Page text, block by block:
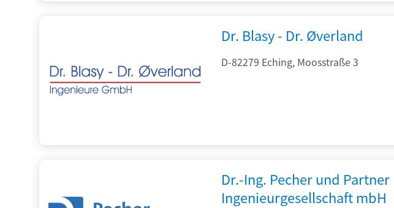
Dr. Blasy - Dr. Øverland
D-82279 Eching, Moosstraße 3
Dr.-Ing. Pecher und Partner
Ingenieurgesellschaft mbH